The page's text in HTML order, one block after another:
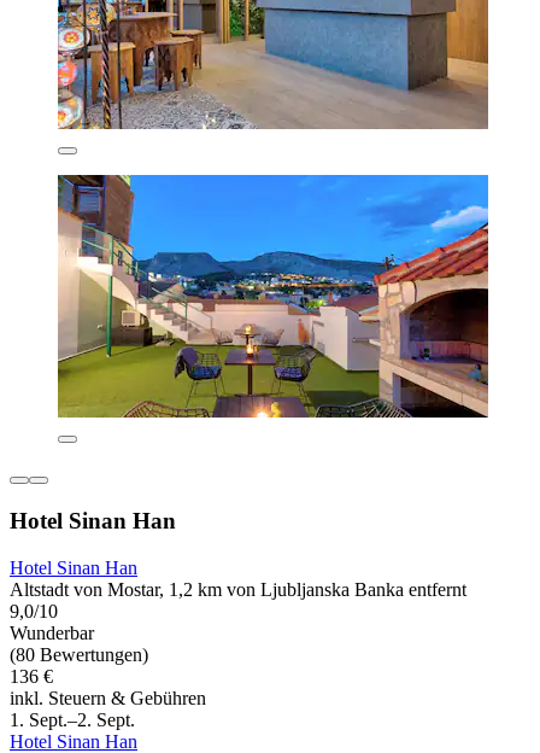
Hotel Sinan Han
Hotel Sinan Han
Altstadt von Mostar, 1,2 km von Ljubljanska Banka entfernt
9,0/10
Wunderbar
(80 Bewertungen)
136 €
inkl. Steuern & Gebühren
1. Sept.–2. Sept.
Hotel Sinan Han